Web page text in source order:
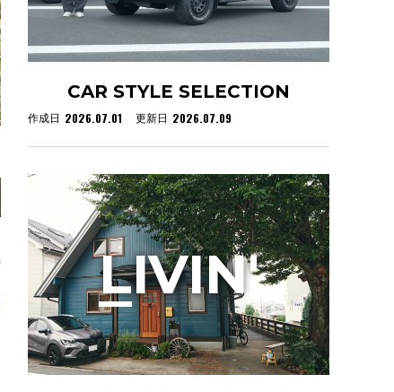
CAR STYLE SELECTION
作成日 2026.07.01 更新日 2026.07.09
LIVIN'